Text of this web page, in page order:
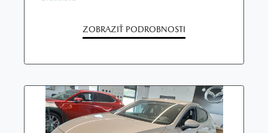
ZOBRAZIŤ PODROBNOSTI